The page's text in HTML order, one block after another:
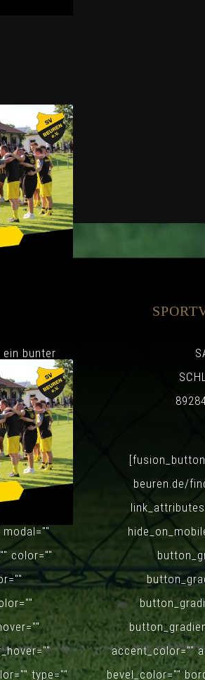
II 3:4
bunter
jungen,
Frauen
…
color=""
type=""
beuren.de/
accent_color=""
bevel_color=""